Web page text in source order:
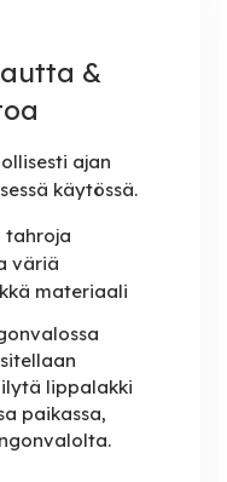
&
ajan
käytössä.
tahroja
väriä
materiaali
lippalakki
paikassa,